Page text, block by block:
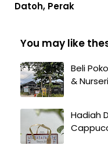
Datoh, Perak
You may like
Beli
& Nurseri
Hadiah